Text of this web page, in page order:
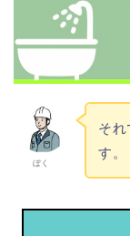
ぼく
そ
す。